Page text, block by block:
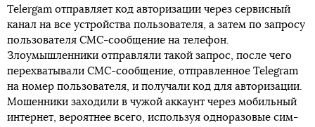
Telergam отправляет код авторизации через сервисный
канал на все устройства пользователя, а затем по запросу
пользователя СМС-сообщение на телефон.
Злоумышленники отправляли такой запрос, после чего
перехватывали СМС-сообщение, отправленное Telegram
на номер пользователя, и получали код для авторизации.
Мошенники заходили в чужой аккаунт через мобильный
интернет, вероятнее всего, используя одноразовые сим-